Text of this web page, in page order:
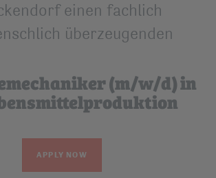
einen fachlich
überzeugenden
(m/w/d) in
APPLY NOW